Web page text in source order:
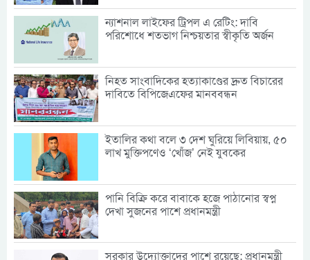
ন্যাশনাল লাইফের ট্রিপল এ রেটিং: দাবি
পরিশোধে শতভাগ নিশ্চয়তার স্বীকৃতি অর্জন
নিহত সাংবাদিকের হত্যাকাণ্ডের দ্রুত বিচারের
দাবিতে বিপিজেএফের মানববন্ধন
ইতালির কথা বলে ৩ দেশ ঘুরিয়ে লিবিয়ায়, ৫০
লাখ মুক্তিপণেও ‘খোঁজ’ নেই যুবকের
পানি বিক্রি করে বাবাকে হজে পাঠানোর স্বপ্ন
দেখা সুজনের পাশে প্রধানমন্ত্রী
সরকার উদ্যোক্তাদের পাশে রয়েছে: প্রধানমন্ত্রী